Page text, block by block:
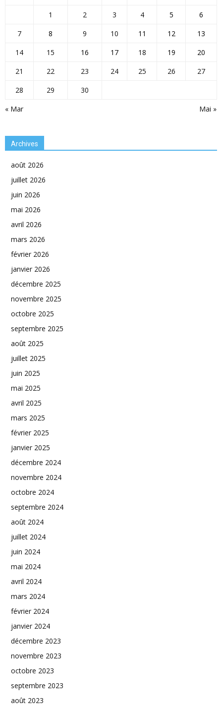
« Mar Mai »
1 2 3 4 5
6
7
8 9 10 11 12
13
14
15 16 17 18 19
20
21
22 23 24 25 26
27
28
29 30
Archives
août 2026
juillet 2026
juin 2026
mai 2026
avril 2026
mars 2026
février 2026
janvier 2026
décembre 2025
novembre 2025
octobre 2025
septembre 2025
août 2025
juillet 2025
juin 2025
mai 2025
avril 2025
mars 2025
février 2025
janvier 2025
décembre 2024
novembre 2024
octobre 2024
septembre 2024
août 2024
juillet 2024
juin 2024
mai 2024
avril 2024
mars 2024
février 2024
janvier 2024
décembre 2023
novembre 2023
octobre 2023
septembre 2023
août 2023